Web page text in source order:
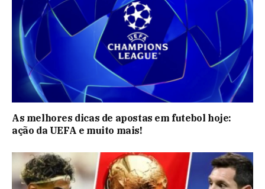
As melhores dicas de apostas em futebol hoje:
ação da UEFA e muito mais!